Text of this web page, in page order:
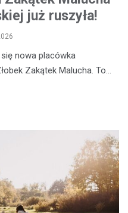
już ruszyła!
nowa placówka
Zakątek Malucha. To…